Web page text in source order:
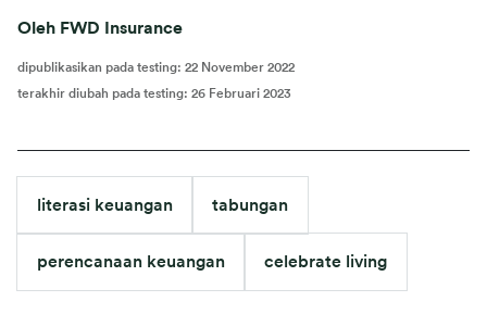
Oleh FWD Insurance
dipublikasikan pada testing: 22 November 2022
terakhir diubah pada testing: 26 Februari 2023
literasi keuangan tabungan
perencanaan keuangan celebrate living